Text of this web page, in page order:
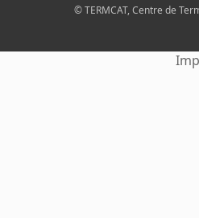
© TERMCAT, Centre de